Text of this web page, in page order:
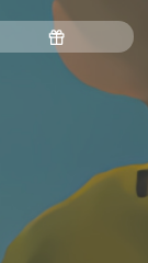
随
机
文